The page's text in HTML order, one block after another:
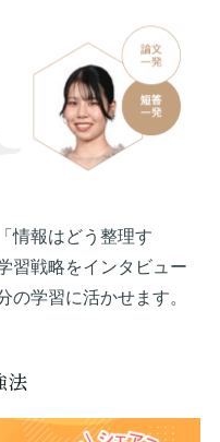
情報はどう整理す
習戦略をインタビュー
の学習に活かせます。
法